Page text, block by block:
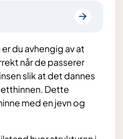
du avhengig av at
når de passerer
slik at det dannes
Dette
med en jevn og